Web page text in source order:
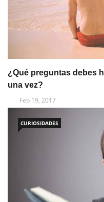
¿Qué preguntas debes
una vez?
Feb 19, 2017
CURIOSIDADES